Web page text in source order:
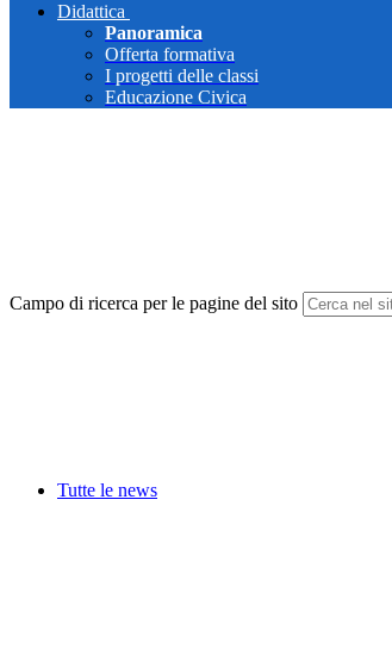
Didattica
Panoramica
Offerta formativa
I progetti delle classi
Educazione Civica
Campo di ricerca per le pagine del sito
Tutte le news